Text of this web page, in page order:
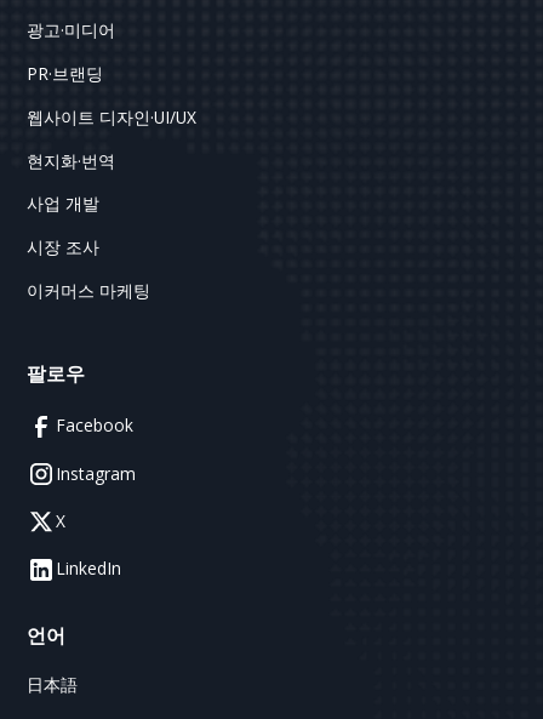
광고·미디어
PR·브랜딩
웹사이트 디자인·UI/UX
현지화·번역
사업 개발
시장 조사
이커머스 마케팅
팔로우
Facebook
Instagram
X
LinkedIn
언어
日本語